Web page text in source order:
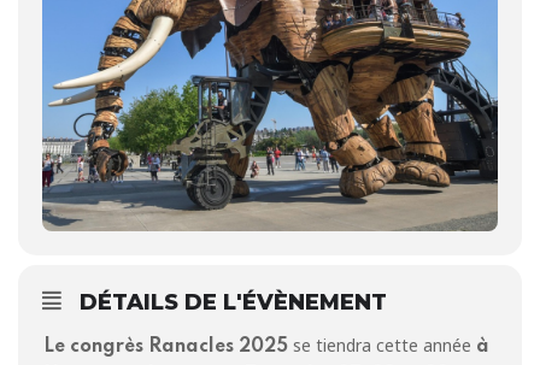
DÉTAILS DE L'ÉVÈNEMENT
Le congrès Ranacles 2025 se tiendra cette année à